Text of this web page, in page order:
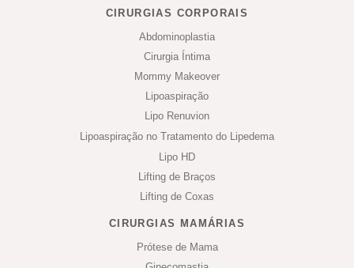
CIRURGIAS CORPORAIS
Abdominoplastia
Cirurgia Íntima
Mommy Makeover
Lipoaspiração
Lipo Renuvion
Lipoaspiração no Tratamento do Lipedema
Lipo HD
Lifting de Braços
Lifting de Coxas
CIRURGIAS MAMÁRIAS
Prótese de Mama